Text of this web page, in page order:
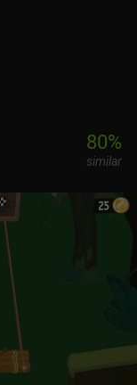
80%
similar